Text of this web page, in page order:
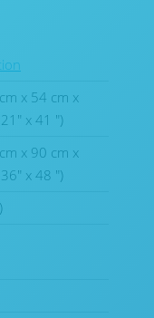
x 54 cm x
x 41 ")
x 90 cm x
x 48 ")